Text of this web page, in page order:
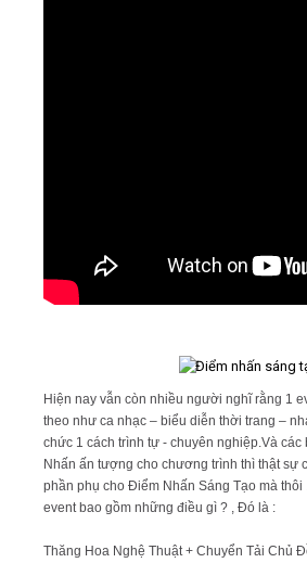
Hiện nay vẫn còn nhiều người nghĩ rằng 1
theo như ca nhạc – biểu diễn thời trang –
chức 1 cách trình tự - chuyên nghiệp.Và
Nhấn ấn tượng cho chương trình thì thật sự
phần phụ cho Điểm Nhấn Sáng Tạo mà
event bao gồm những điều gì ? , Đó là :
Thăng Hoa Nghệ Thuật + Chuyển Tải Chủ